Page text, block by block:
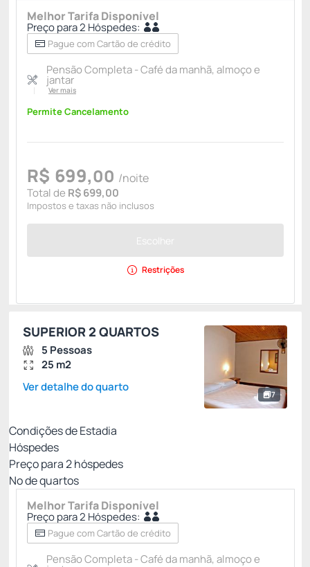
Melhor Tarifa Disponível
Preço para 2 Hóspedes:
Pague com Cartão de crédito
Pensão Completa - Café da manhã, almoço e
jantar
Ver mais
Permite Cancelamento
R$ 699,00 /noite
Total de R$ 699,00
Impostos e taxas não inclusos
Escolher
Restrições
7
SUPERIOR 2 QUARTOS
5 Pessoas
25 m2
Ver detalhe do quarto
Condições de Estadia
Hóspedes
Preço para2hóspedes
Nº de quartos
Melhor Tarifa Disponível
Preço para 2 Hóspedes:
Pague com Cartão de crédito
Pensão Completa - Café da manhã, almoço e